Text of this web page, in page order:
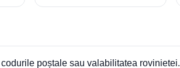
poștale sau valabilitatea rovinietei.